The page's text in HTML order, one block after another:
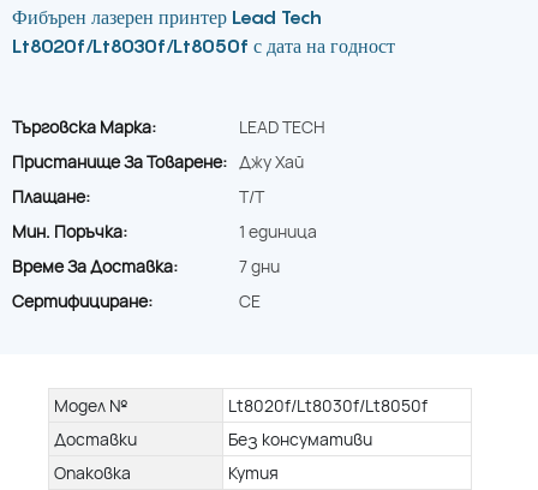
Фибърен лазерен принтер Lead Tech
Lt8020f/Lt8030f/Lt8050f с дата на годност
Търговска Марка:
LEAD TECH
Пристанище За Товарене: Джу Хай
Плащане:
T/T
Мин. Поръчка:
1 единица
Време За Доставка:
7 дни
Сертифициране:
CE
Модел №
Lt8020f/Lt8030f/Lt8050f
Доставки
Без консумативи
Опаковка
Кутия